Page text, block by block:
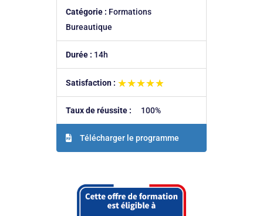
Catégorie : Formations
Bureautique
Durée : 14h
Satisfaction : ★★★★★
★★★★★
Taux de réussite : 100%
Télécharger le programme